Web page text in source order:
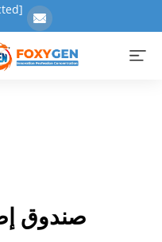
[email protected]
صندوق